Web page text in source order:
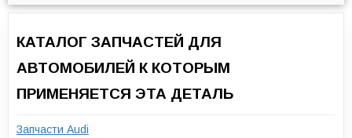
КАТАЛОГ ЗАПЧАСТЕЙ ДЛЯ
АВТОМОБИЛЕЙ К КОТОРЫМ
ПРИМЕНЯЕТСЯ ЭТА ДЕТАЛЬ
Запчасти Audi